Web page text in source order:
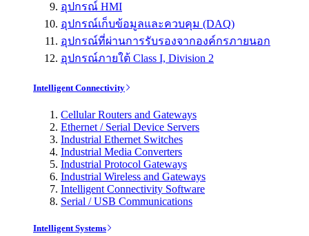
อุปกรณ์ HMI
อุปกรณ์เก็บข้อมูลและควบคุม (DAQ)
อุปกรณ์ที่ผ่านการรับรองจากองค์กรภายนอก
อุปกรณ์ภายใต้ Class I, Division 2
Intelligent Connectivity
Cellular Routers and Gateways
Ethernet / Serial Device Servers
Industrial Ethernet Switches
Industrial Media Converters
Industrial Protocol Gateways
Industrial Wireless and Gateways
Intelligent Connectivity Software
Serial / USB Communications
Intelligent Systems